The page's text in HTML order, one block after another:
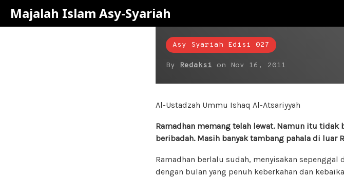
Majalah Islam Asy-Syariah
Asy Syariah Edisi 027
By Redaksi on Nov 16, 2011
Al-Ustadzah Ummu Ishaq Al-Atsariyyah
Ramadhan memang telah lewat. Namun itu
beribadah. Masih banyak tambang pahala di luar
Ramadhan berlalu sudah, menyisakan
dengan bulan yang penuh keberkahan dan